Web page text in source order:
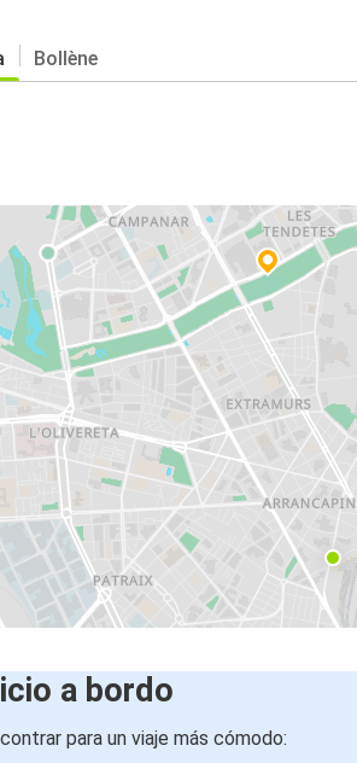
Bollène
a bordo
para un viaje más cómodo: